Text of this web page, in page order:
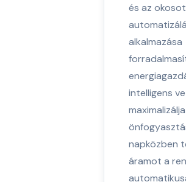
és az
alkalmazása
intelligens
napközben
áramot a